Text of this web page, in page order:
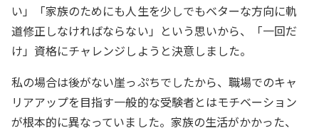
い」「家族のためにも人生を少しでもベターな方向に軌
道修正しなければならない」という思いから、「一回だ
け」資格にチャレンジしようと決意しました。
私の場合は後がない崖っぷちでしたから、職場でのキャ
リアアップを目指す一般的な受験者とはモチベーション
が根本的に異なっていました。家族の生活がかかった、